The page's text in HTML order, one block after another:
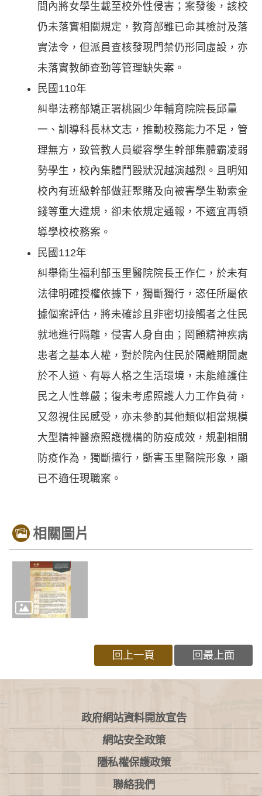
間內將女學生載至校外性侵害；案發後，該校
仍未落實相關規定，教育部雖已命其檢討及落
實法令，但派員查核發現門禁仍形同虛設，亦
未落實教師查勤等管理缺失案。
民國110年
糾舉法務部矯正署桃園少年輔育院院長邱量
一、訓導科長林文志，推動校務能力不足，管
理無方，致管教人員縱容學生幹部集體霸凌弱
勢學生，校內集體鬥毆狀況越演越烈。且明知
校內有班級幹部做莊聚賭及向被害學生勒索金
錢等重大違規，卻未依規定通報，不適宜再領
導學校校務案。
民國112年
糾舉衛生福利部玉里醫院院長王作仁，於未有
法律明確授權依據下，獨斷獨行，恣任所屬依
據個案評估，將未確診且非密切接觸者之住民
就地進行隔離，侵害人身自由；罔顧精神疾病
患者之基本人權，對於院內住民於隔離期間處
於不人道、有辱人格之生活環境，未能維護住
民之人性尊嚴；復未考慮照護人力工作負荷，
又忽視住民感受，亦未參酌其他類似相當規模
大型精神醫療照護機構的防疫成效，規劃相關
防疫作為，獨斷擅行，斵害玉里醫院形象，顯
已不適任現職案。
相關圖片
回上一頁 回最上面
:::
政府網站資料開放宣告
網站安全政策
隱私權保護政策
聯絡我們